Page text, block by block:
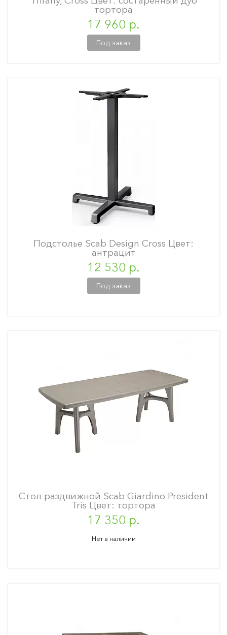
тортора
17 960 р.
Под заказ
Подстолье Scab Design Cross Цвет:
антрацит
12 530 р.
Под заказ
Стол раздвижной Scab Giardino President
Tris Цвет: тортора
17 350 р.
Нет в наличии